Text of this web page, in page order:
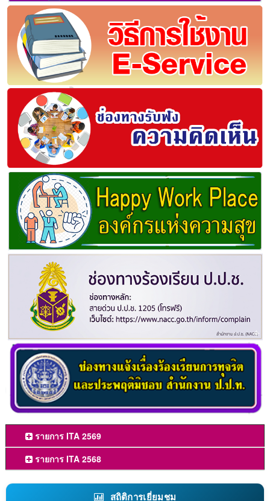
รายการ ITA 2569
รายการ ITA 2568
สถิติการเยี่ยมชม